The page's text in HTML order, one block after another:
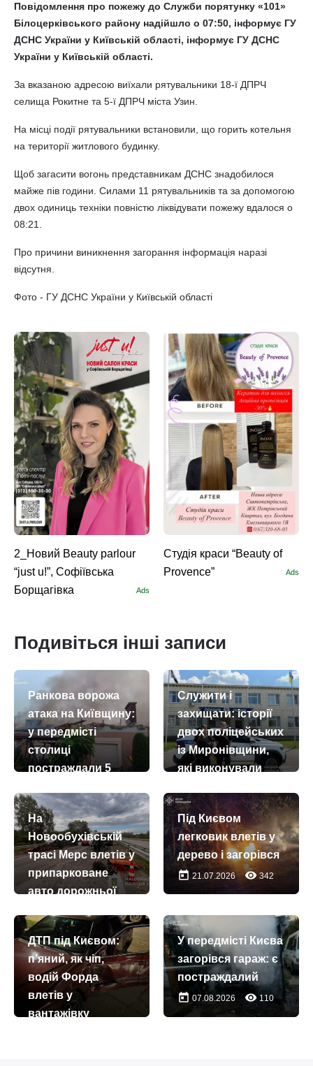
Повідомлення про пожежу до Служби порятунку «101»
Білоцерківського району надійшло о 07:50, інформує ГУ
ДСНС України у Київській області, інформує ГУ ДСНС
України у Київській області.
За вказаною адресою виїхали рятувальники 18-ї ДПРЧ
селища Рокитне та 5-ї ДПРЧ міста Узин.
На місці події рятувальники встановили, що горить котельня
на території житлового будинку.
Щоб загасити вогонь представникам ДСНС знадобилося
майже пів години. Силами 11 рятувальників та за допомогою
двох одиниць техніки повністю ліквідувати пожежу вдалося о
08:21.
Про причини виникнення загорання інформація наразі
відсутня.
Фото - ГУ ДСНС України у Київській області
2_Новий Beauty parlour
“just u!”, Софіївська
Борщагівка
Ads
Студія краси “Beauty of
Provence”
Ads
Подивіться інші записи
Ранкова ворожа
атака на Київщину:
у передмісті
столиці
постраждали 5
троє дітей
today22.07.2026 remove_red_eye2714
Служити і
захищати: історії
двох поліцейських
із Миронівщини,
які виконували
на фронті
today 05.07.2026 remove_red_eye285
На
Новообухівській
трасі Мерс влетів у
припарковане
авто дорожньої
today 07.07.2026 270
Під Києвом
легковик влетів у
дерево і загорівся
today 21.07.2026 remove_red_eye342
ДТП під Києвом:
п’яний, як чіп,
водій Форда
влетів у
вантажівку
У передмісті Києва
загорівся гараж: є
постраждалий
today 07.08.2026 remove_red_eye 110